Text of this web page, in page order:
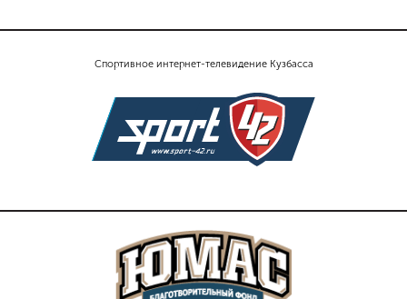
Спортивное интернет-телевидение Кузбасса